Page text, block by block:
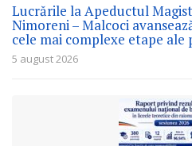
Lucrările la Apeductul
Nimoreni – Malcoci
cele mai complexe etape
5 august 2026